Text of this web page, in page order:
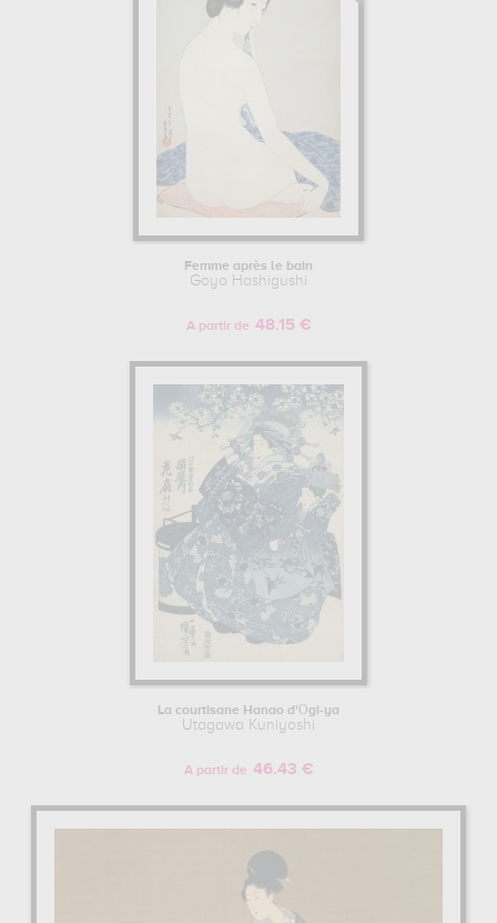
Femme après le bain
Goyo Hashigushi
A partir de 48.15 €
La courtisane Hanao d'Ōgi-ya
Utagawa Kuniyoshi
A partir de 46.43 €